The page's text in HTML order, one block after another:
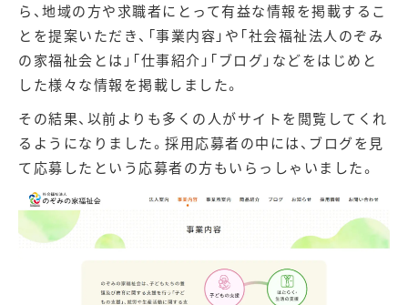
ら、地域の方や求職者にとって有益な情報を掲載するこ
とを提案いただき、「事業内容」や「社会福祉法人のぞみ
の家福祉会とは」「仕事紹介」「ブログ」などをはじめと
した様々な情報を掲載しました。
その結果、以前よりも多くの人がサイトを閲覧してくれ
るようになりました。採用応募者の中には、ブログを見
て応募したという応募者の方もいらっしゃいました。